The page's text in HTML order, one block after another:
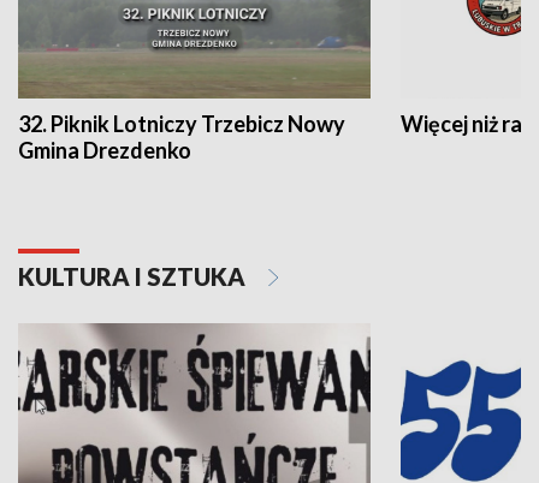
32. Piknik Lotniczy Trzebicz Nowy
Gmina Drezdenko
Więcej niż rajd
KULTURA I SZTUKA